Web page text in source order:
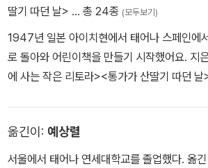
딸기 따던 날> … 총 24종 (모두보기)
1947년 일본 아이치현에서 태어나 스페인에
로 돌아와 어린이책을 만들기 시작했어요. 지
에 사는 작은 리토라><통가가 산딸기 따던 날
옮긴이: 예상렬
서울에서 태어나 연세대학교를 졸업했다. 옮